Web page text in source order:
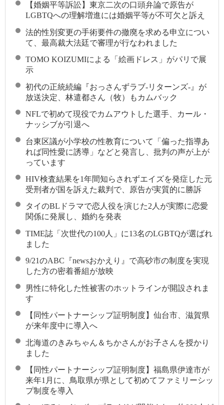
【婚姻平等訴訟】東京二次の口頭弁論で原告が
LGBTQへの理解増進には婚姻平等が不可欠と訴え
法的性別変更の手術要件の撤廃を求める申立につい
て、最高裁大法廷で審理が行なわれました
TOMO KOIZUMIによる「絵画ドレス」がパリで展
示
初代の正統続編『おっさんずラブ-リターンズ-』が
放送決定、林遣都さん（牧）もカムバック
NFLで初めて現役でカムアウトした選手、カール・
ナッシブが引退へ
台東区議が小学校の性教育について「偏った指導あ
れば同性愛に誘導」などと発言し、批判の声が上が
っています
HIV検査結果を1年間知らされずエイズを発症した元
受刑者が国を訴えた裁判で、原告が実質的に勝訴
タイのBLドラマで恋人役を演じた2人が実際に恋愛
関係に発展し、婚約を発表
TIME誌「次世代の100人」に13名のLGBTQが選ばれ
ました
9/21のABC『newsおかえり』で高砂市の制度を実現
した方の密着番組が放映
男性に特化した性被害のホットラインが開設されま
す
【同性パートナーシップ証明制度】仙台市、滋賀県
が来年度中に導入へ
北海道のきみちゃん＆ちかさんがお子さんを授かり
ました
【同性パートナーシップ証明制度】福島県伊達市が
来年1月に、鳥取県が県として初めてファミリーシッ
プ制度を導入